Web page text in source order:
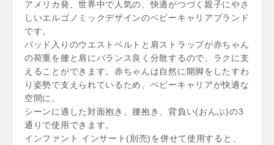
アメリカ発、世界中で人気の、快適がつづく親子にやさ
しいエルゴノミックデザインのベビーキャリアブランド
です。
パッド入りのウエストベルトと肩ストラップが赤ちゃん
の荷重を腰と肩にバランス良く分散するので、ラクに支
えることができます。赤ちゃんは自然に開脚をしたすわ
り姿勢で支えられているため、ベビーキャリアが快適な
空間に。
シーンに適した対面抱き、腰抱き、背負い(おんぶ)の3
通りで使用できます。
インファント インサート(別売)を併せて使用すると、